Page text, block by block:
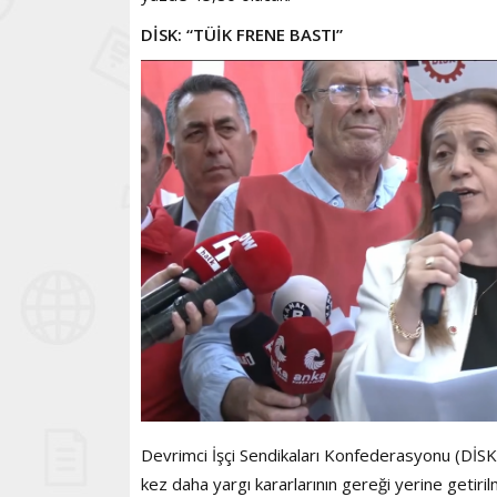
DİSK: “TÜİK FRENE BASTI”
Devrimci İşçi Sendikaları Konfederasyonu
kez daha yargı kararlarının gereği yerine